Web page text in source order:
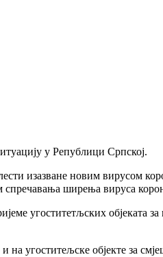
у Републици Српској.
изазване новим вирусом
спречавања ширења вируса
угоститетљских објеката
угоститељске објекте за